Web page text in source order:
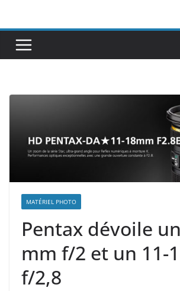
contenu
MATÉRIEL PHOTO
Pentax dévoile
mm f/2 et un 11-
f/2,8